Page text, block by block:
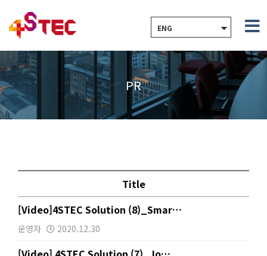
ENG
PR
Title
[Video]4STEC Solution (8)_Smar…
운영자 2020.12.30